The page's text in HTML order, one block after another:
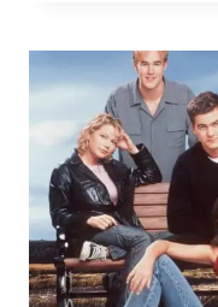
LA
PAZ
Y
TODOS
SANTOS